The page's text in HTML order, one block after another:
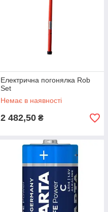
Електрична погонялка Rob
Set
Немає в наявності
2 482,50 ₴